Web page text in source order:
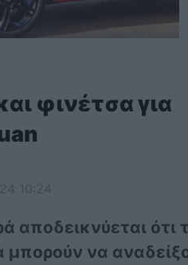
φινέτσα για
αποδεικνύεται ότι
μπορούν να